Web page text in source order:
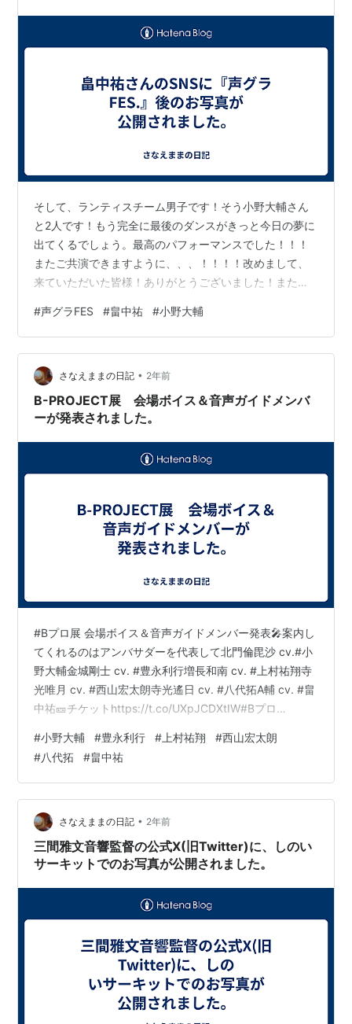
そして、ランティスチーム男子です！そう小野大輔さん
と2人です！もう完全に最後のダンスがきっと今日の夢に
出てくるでしょう。最高のパフォーマンスでした！！！
またご共演できますように、、、！！！！改めまして、
来ていただいた皆様！ありがとうございました！またぜ
— 畠中祐 official (@tasuku_kenpro) 2024年11月30日
#声グラFES #畠中祐 #小野大輔
さなえままの日記 • 2年前
B-PROJECT展 会場ボイス＆音声ガイドメンバ
ーが発表されました。
#Bプロ展 会場ボイス＆音声ガイドメンバー発表🎤案内し
てくれるのはアンバサダーを代表して北門倫毘沙 cv.#小
野大輔金城剛士 cv. #豊永利行増長和南 cv. #上村祐翔寺
光唯月 cv. #西山宏太朗寺光遙日 cv. #八代拓A輔 cv. #畠
中祐🎫チケットhttps://t.co/UXpJCDXtIW#Bプロ
＊EXPO- (@Bpro_expo) 2024年9月4日
#小野大輔 #豊永利行 # 上村祐翔 #西山宏太朗
#八代拓 #畠中祐
さなえままの日記 • 2年前
三間雅文音響監督の公式X(旧Twitter)に、しのい
サーキットでのお写真が公開されました。